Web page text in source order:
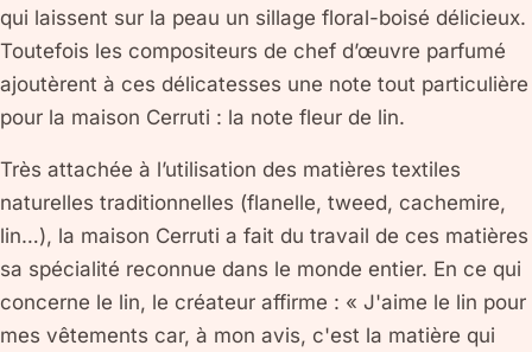
qui laissent sur la peau un sillage floral-boisé délicieux.
Toutefois les compositeurs de chef d’œuvre parfumé
ajoutèrent à ces délicatesses une note tout particulière
pour la maison Cerruti : la note fleur de lin.
Très attachée à l’utilisation des matières textiles
naturelles traditionnelles (flanelle, tweed, cachemire,
lin…), la maison Cerruti a fait du travail de ces matières
sa spécialité reconnue dans le monde entier. En ce qui
concerne le lin, le créateur affirme : « J'aime le lin pour
mes vêtements car, à mon avis, c'est la matière qui